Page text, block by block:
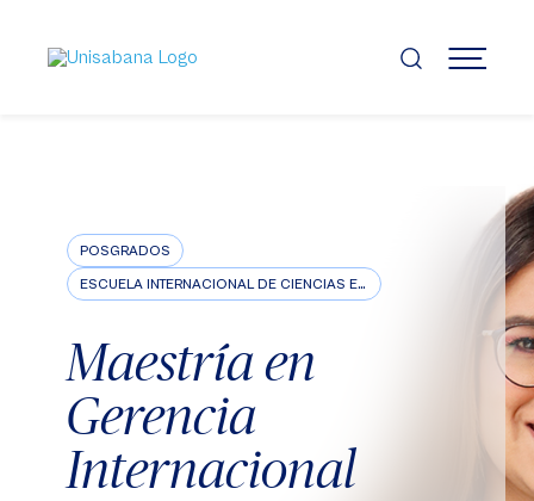
contenido
principal
MENÚ
POSGRADOS
ESCUELA INTERNACIONAL DE CIENCIAS ECONÓMICAS Y ADMINISTRATIVAS
Maestría en
Gerencia
Internacional